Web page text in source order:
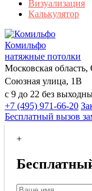
Визуализация
Калькулятор
Комильфо
натяжные потолки
Московская
Союзная улица, 1В
с 9 до 22 без
+7 (495) 971-66-20
Бесплатный вызов
+